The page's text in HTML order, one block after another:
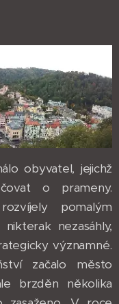
obyvatel, jejichž
o prameny.
pomalým
nezasáhly,
významné.
začalo město
brzděn několika